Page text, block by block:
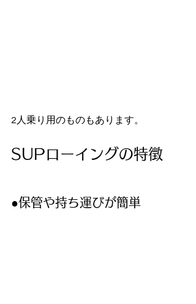
2人乗り用のものもあります。
SUPローイングの特徴
●保管や持ち運びが簡単